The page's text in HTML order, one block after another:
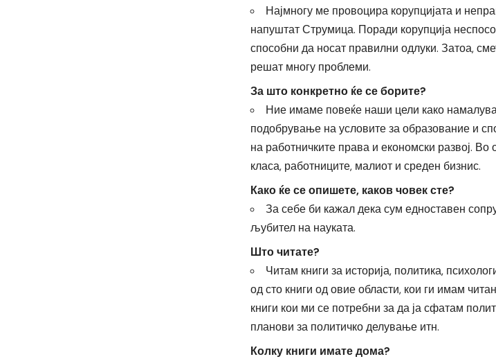
Најмногу ме провоцира корупцијата и
напуштат Струмица. Поради корупција
способни да носат правилни одлуки. Затоа,
решат многу проблеми.
За што конкретно ќе се борите?
Ние имаме повеќе наши цели како
подобрување на условите за образование и
на работничките права и економски развој.
класа, работниците, малиот и среден бизнис.
Како ќе се опишете, каков човек сте?
За себе би кажал дека сум едноставен
љубител на науката.
Што читате?
Читам книги за историја, политика,
од сто книги од овие области, кои ги имам
книги кои ми се потребни за да ја сфатам
планови за политичко делување итн.
Колку книги имате дома?